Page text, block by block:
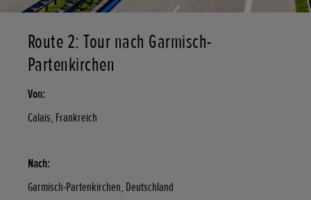
Route 2: Tour nach Garmisch-
Partenkirchen
Von:
Calais, Frankreich
Nach:
Garmisch-Partenkirchen, Deutschland